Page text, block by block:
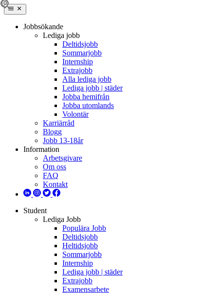
Jobbsökande
Lediga jobb
Deltidsjobb
Sommarjobb
Internship
Extrajobb
Alla lediga jobb
Lediga jobb | städer
Jobba hemifrån
Jobba utomlands
Volontär
Karriärråd
Blogg
Jobb 13-18år
Information
Arbetsgivare
Om oss
FAQ
Kontakt
Student
Lediga Jobb
Populära Jobb
Deltidsjobb
Heltidsjobb
Sommarjobb
Internship
Lediga jobb | städer
Extrajobb
Examensarbete